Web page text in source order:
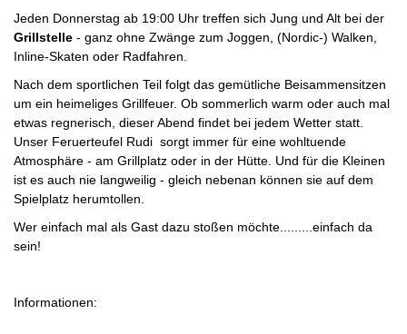
Jeden Donnerstag ab 19:00 Uhr treffen sich Jung und Alt bei der
Grillstelle - ganz ohne Zwänge zum Joggen, (Nordic-) Walken,
Inline-Skaten oder Radfahren.
Nach dem sportlichen Teil folgt das gemütliche Beisammensitzen
um ein heimeliges Grillfeuer. Ob sommerlich warm oder auch mal
etwas regnerisch, dieser Abend findet bei jedem Wetter statt.
Unser Feruerteufel Rudi sorgt immer für eine wohltuende
Atmosphäre - am Grillplatz oder in der Hütte. Und für die Kleinen
ist es auch nie langweilig - gleich nebenan können sie auf dem
Spielplatz herumtollen.
Wer einfach mal als Gast dazu stoßen möchte.........einfach da
sein!
Informationen: